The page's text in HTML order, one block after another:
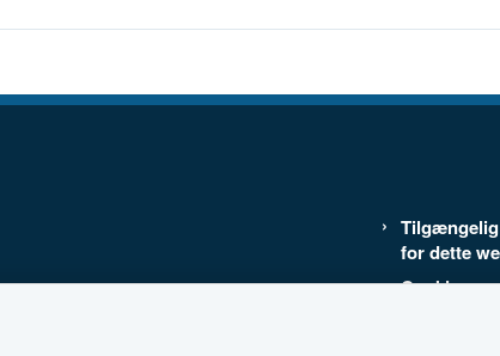
for dette
Cookies